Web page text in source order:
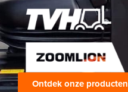
Ontdek onze producten